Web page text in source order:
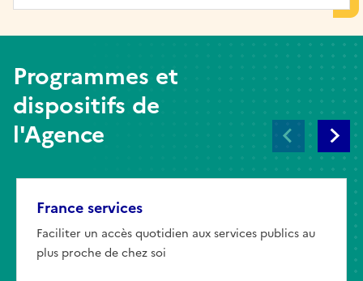
Programmes et
dispositifs de
l'Agence
France services
Faciliter un accès quotidien aux services publics au
plus proche de chez soi